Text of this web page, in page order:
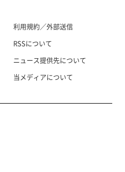
利用規約／外部送信
RSSについて
ニュース提供先について
当メディアについて